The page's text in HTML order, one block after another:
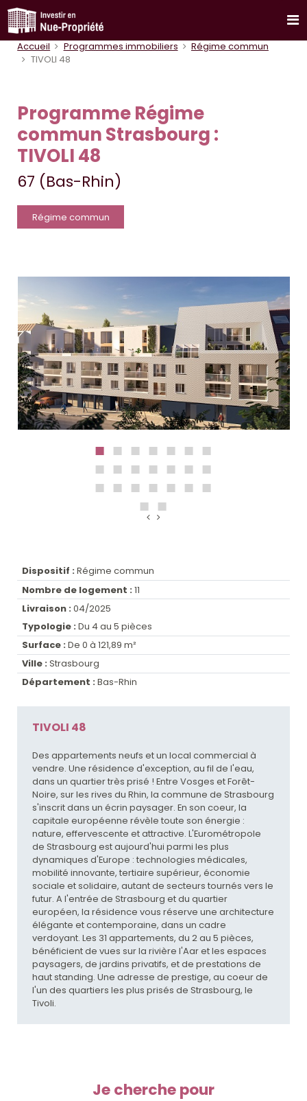
Accueil Programmes immobiliers
Régime commun
TIVOLI 48
Programme Régime
commun Strasbourg :
TIVOLI 48
67 (Bas-Rhin)
Régime commun
Dispositif : Régime commun
Nombre de logement : 11
Livraison : 04/2025
Typologie : Du 4 au 5 pièces
Surface : De 0 à 121,89 m²
Ville : Strasbourg
Département : Bas-Rhin
TIVOLI 48
Des appartements neufs et un local commercial à
vendre. Une résidence d'exception, au fil de l'eau,
dans un quartier très prisé ! Entre Vosges et Forêt-
Noire, sur les rives du Rhin, la commune de Strasbourg
s'inscrit dans un écrin paysager. En son coeur, la
capitale européenne révèle toute son énergie :
nature, effervescente et attractive. L'Eurométropole
de Strasbourg est aujourd'hui parmi les plus
dynamiques d'Europe : technologies médicales,
mobilité innovante, tertiaire supérieur, économie
sociale et solidaire, autant de secteurs tournés vers le
futur. A l'entrée de Strasbourg et du quartier
européen, la résidence vous réserve une architecture
élégante et contemporaine, dans un cadre
verdoyant. Les 31 appartements, du 2 au 5 pièces,
bénéficient de vues sur la rivière l'Aar et les espaces
paysagers, de jardins privatifs, et de prestations de
haut standing. Une adresse de prestige, au coeur de
l'un des quartiers les plus prisés de Strasbourg, le
Tivoli.
Je cherche pour